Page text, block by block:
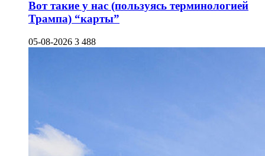
Вот такие у нас (пользуясь терминологией
Трампа) “карты”
05-08-2026 3 488